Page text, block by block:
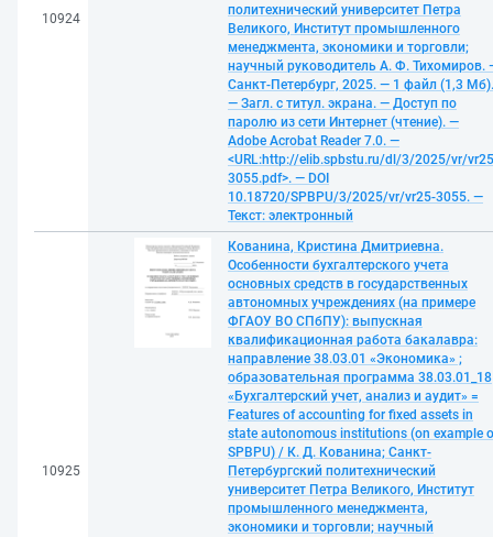
10924
политехнический университет Петра
Великого, Институт промышленного
менеджмента, экономики и торговли;
научный руководитель А. Ф. Тихомиров.
Санкт-Петербург, 2025. — 1 файл (1,3 Мб).
— Загл. с титул. экрана. — Доступ по
паролю из сети Интернет (чтение). —
Adobe Acrobat Reader 7.0. —
<URL:http://elib.spbstu.ru/dl/3/2025/vr/
3055.pdf>. — DOI
10.18720/SPBPU/3/2025/vr/vr25-3055. —
Текст: электронный
10925
Кованина, Кристина Дмитриевна.
Особенности бухгалтерского учета
основных средств в государственных
автономных учреждениях (на примере
ФГАОУ ВО СПбПУ): выпускная
квалификационная работа бакалавра:
направление 38.03.01 «Экономика» ;
образовательная программа 38.03.01_18
«Бухгалтерский учет, анализ и аудит» =
Features of accounting for fixed assets in
state autonomous institutions (on example
SPBPU) / К. Д. Кованина; Санкт-
Петербургский политехнический
университет Петра Великого, Институт
промышленного менеджмента,
экономики и торговли; научный